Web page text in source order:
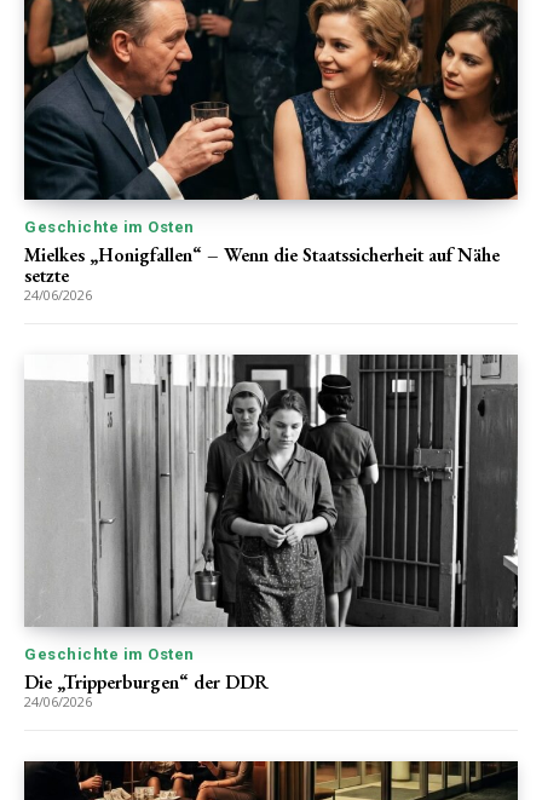
Geschichte im Osten
Mielkes „Honigfallen“ – Wenn die Staatssicherheit auf Nähe
setzte
24/06/2026
Geschichte im Osten
Die „Tripperburgen“ der DDR
24/06/2026